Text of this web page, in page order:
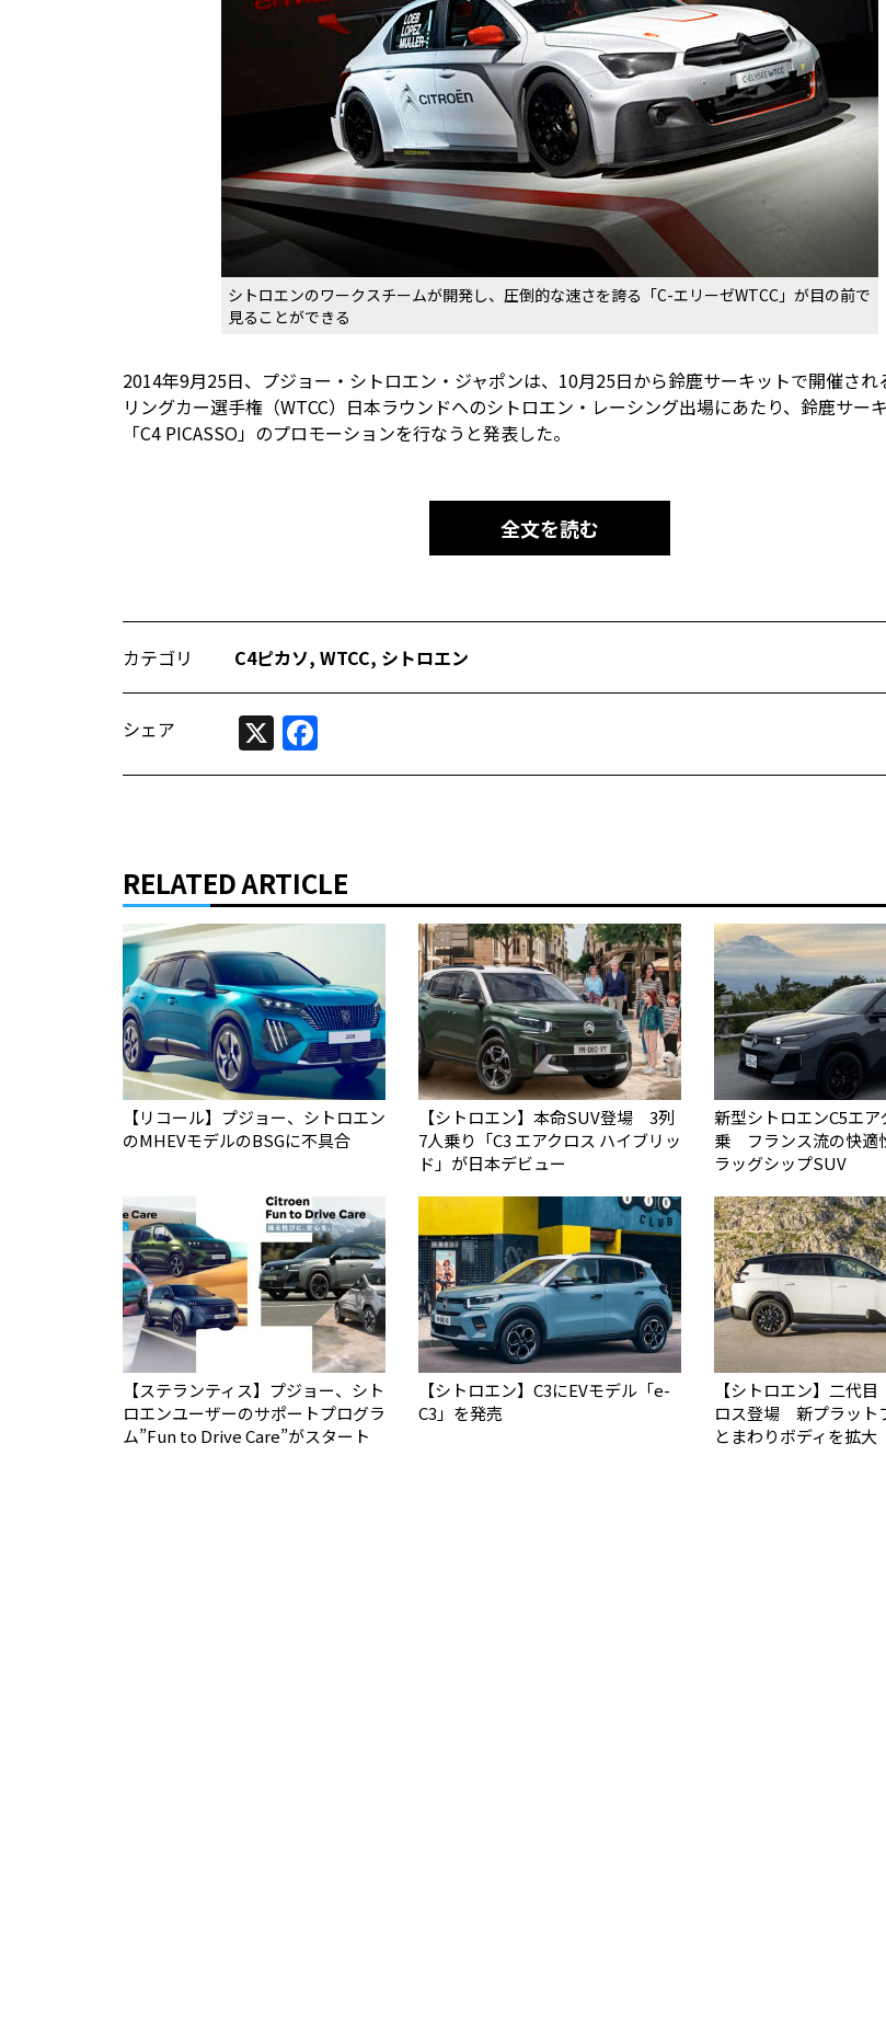
シトロエンのワークスチームが開発し、圧倒的な速さを誇る「C-エリーゼWTCC」が目の前で
見ることができる
2014年9月25日、プジョー・シトロエン・ジャポンは、10月25日から鈴鹿サーキットで開催され
リングカー選手権（WTCC）日本ラウンドへのシトロエン・レーシング出場にあたり、鈴鹿サー
「C4 PICASSO」のプロモーションを行なうと発表した。
全文を読む
カテゴリ C4ピカソ, WTCC, シトロエン
シェア X
RELATED ARTICLE
【リコール】プジョー、シトロエン
のMHEVモデルのBSGに不具合
【シトロエン】本命SUV登場 3列
7人乗り「C3 エアクロス ハイブリッ
ド」が日本デビュー
新型シトロエンC5エア
乗 フランス流の快適
ラッグシップSUV
【ステランティス】プジョー、シト
ロエンユーザーのサポートプログラ
ム”Fun to Drive Care”がスタート
【シトロエン】C3にEVモデル「e-
C3」を発売
【シトロエン】二代
ロス登場 新プラット
とまわりボディを拡大